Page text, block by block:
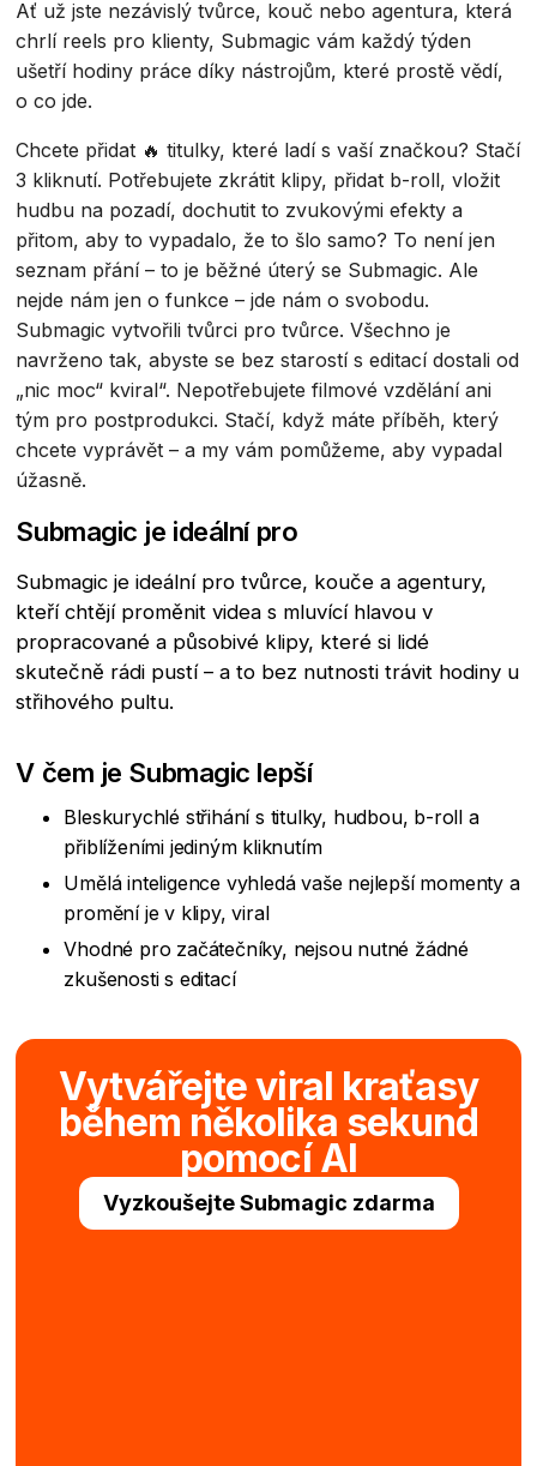
Ať už jste nezávislý tvůrce, kouč nebo agentura, která
chrlí reels pro klienty, Submagic vám každý týden
ušetří hodiny práce díky nástrojům, které prostě vědí,
o co jde.
Chcete přidat 🔥 titulky, které ladí s vaší značkou? Stačí
3 kliknutí. Potřebujete zkrátit klipy, přidat b-roll, vložit
hudbu na pozadí, dochutit to zvukovými efekty a
přitom, aby to vypadalo, že to šlo samo? To není jen
seznam přání – to je běžné úterý se Submagic. Ale
nejde nám jen o funkce – jde nám o svobodu.
Submagic vytvořili tvůrci pro tvůrce. Všechno je
navrženo tak, abyste se bez starostí s editací dostali od
„nic moc“ kviral“. Nepotřebujete filmové vzdělání ani
tým pro postprodukci. Stačí, když máte příběh, který
chcete vyprávět – a my vám pomůžeme, aby vypadal
úžasně.
Submagic je ideální pro
Submagic je ideální pro tvůrce, kouče a agentury,
kteří chtějí proměnit videa s mluvící hlavou v
propracované a působivé klipy, které si lidé
skutečně rádi pustí – a to bez nutnosti trávit hodiny u
střihového pultu.
V čem je Submagic lepší
Bleskurychlé střihání s titulky, hudbou, b-roll a
přiblíženími jediným kliknutím
Umělá inteligence vyhledá vaše nejlepší momenty a
promění je v klipy, viral
Vhodné pro začátečníky, nejsou nutné žádné
zkušenosti s editací
Vytvářejte viral kraťasy
během několika sekund
pomocí AI
Vyzkoušejte Submagic zdarma